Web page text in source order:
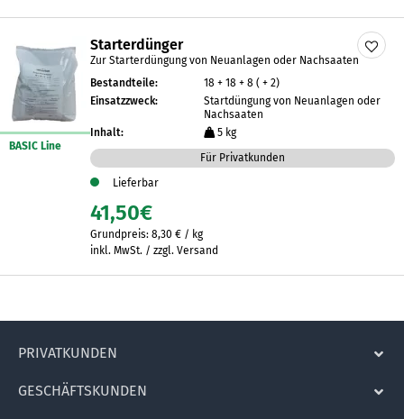
BASIC Line
Starterdünger
Zur Starterdüngung von Neuanlagen oder Nachsaaten
Bestandteile:
18 + 18 + 8 ( + 2)
Einsatzzweck:
Startdüngung von Neuanlagen oder
Nachsaaten
Inhalt:
5 kg
Für Privatkunden
Lieferbar
41,50€
Grundpreis: 8,30 € / kg
inkl. MwSt. / zzgl. Versand
PRIVATKUNDEN
GESCHÄFTSKUNDEN